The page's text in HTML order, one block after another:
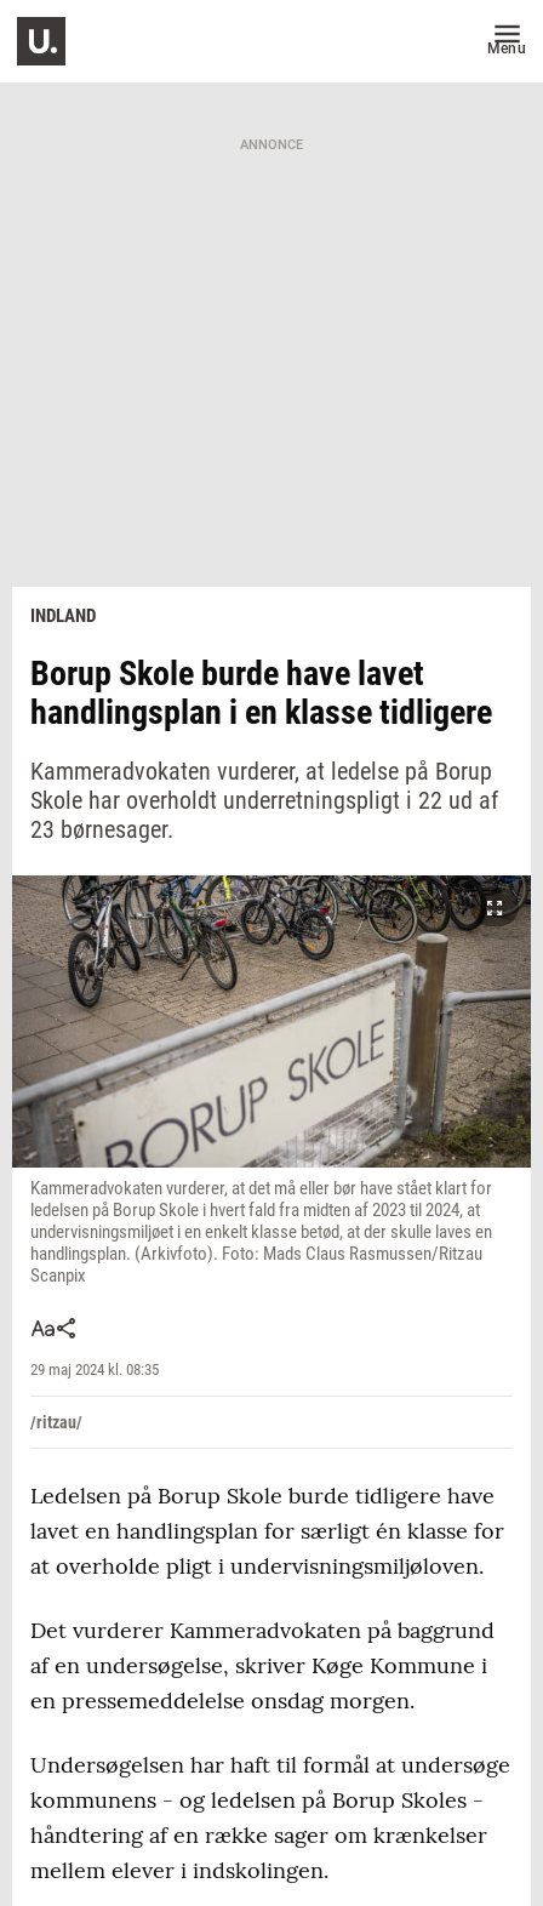
Menu
ANNONCE
INDLAND
Borup Skole burde have lavet
handlingsplan i en klasse tidligere
Kammeradvokaten vurderer, at ledelse på Borup
Skole har overholdt underretningspligt i 22 ud af
23 børnesager.
Kammeradvokaten vurderer, at det må eller bør have stået klart for
ledelsen på Borup Skole i hvert fald fra midten af 2023 til 2024, at
undervisningsmiljøet i en enkelt klasse betød, at der skulle laves en
handlingsplan. (Arkivfoto). Foto: Mads Claus Rasmussen/Ritzau
Scanpix
29 maj 2024 kl. 08:35
/ritzau/
Ledelsen på Borup Skole burde tidligere have
lavet en handlingsplan for særligt én klasse for
at overholde pligt i undervisningsmiljøloven.
Det vurderer Kammeradvokaten på baggrund
af en undersøgelse, skriver Køge Kommune i
en pressemeddelelse onsdag morgen.
Undersøgelsen har haft til formål at undersøge
kommunens - og ledelsen på Borup Skoles -
håndtering af en række sager om krænkelser
mellem elever i indskolingen.